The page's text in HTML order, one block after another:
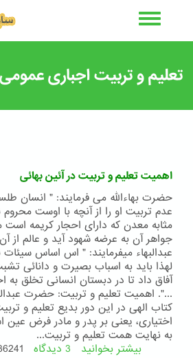
تعلیم و تربیت اجباری عمومی
اهمیت تعلیم و تربیت در آئین بهائی
حضرت بهاءالله می فرمایند: " انسان
عدم تربیت او را از آنچه با اوست محروم
مثابه معدن که دارای احجار کریمه
جواهر آن به عرضه شهود آید و عالم از
عبدالبهاء میفرمایند: " اس اساس
لهذا باید به اسباب بصیرت و دانائی
آفاق داد تا در دبستان انسانی تخلق به
...". اهمیت تعلیم و تربیت: حضرت
کتاب الهی در این دور بدیع تعلیم و
اختیاری، یعنی بر پدر و مادر فرض
به نهایت همت تعلیم و تربیت...
بیشتر بخوانید درباره
3 دیدگاه 36241